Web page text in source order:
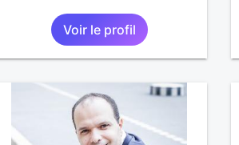
Voir le profil